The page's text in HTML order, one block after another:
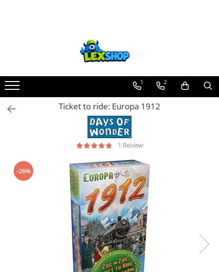
Board Games
Extensii boardgames
Card Games (jocuri cu carti)
Jocuri pentru toata familia
Jocuri pentru copii
Final Girl - solo game
Miniaturi Arkham Horror
1 2
Ticket to ride: Europa 1912
1 Review
-26%